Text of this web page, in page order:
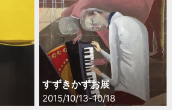
すずきかずお展
2015/10/13-10/18